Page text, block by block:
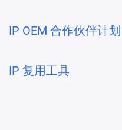
IP OEM 合作伙伴计划
IP 复用工具